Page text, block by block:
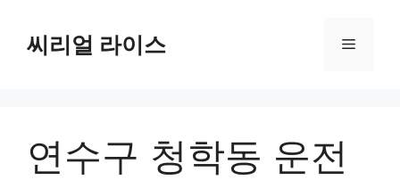
씨리얼 라이스 메
연수구 청학동 운전